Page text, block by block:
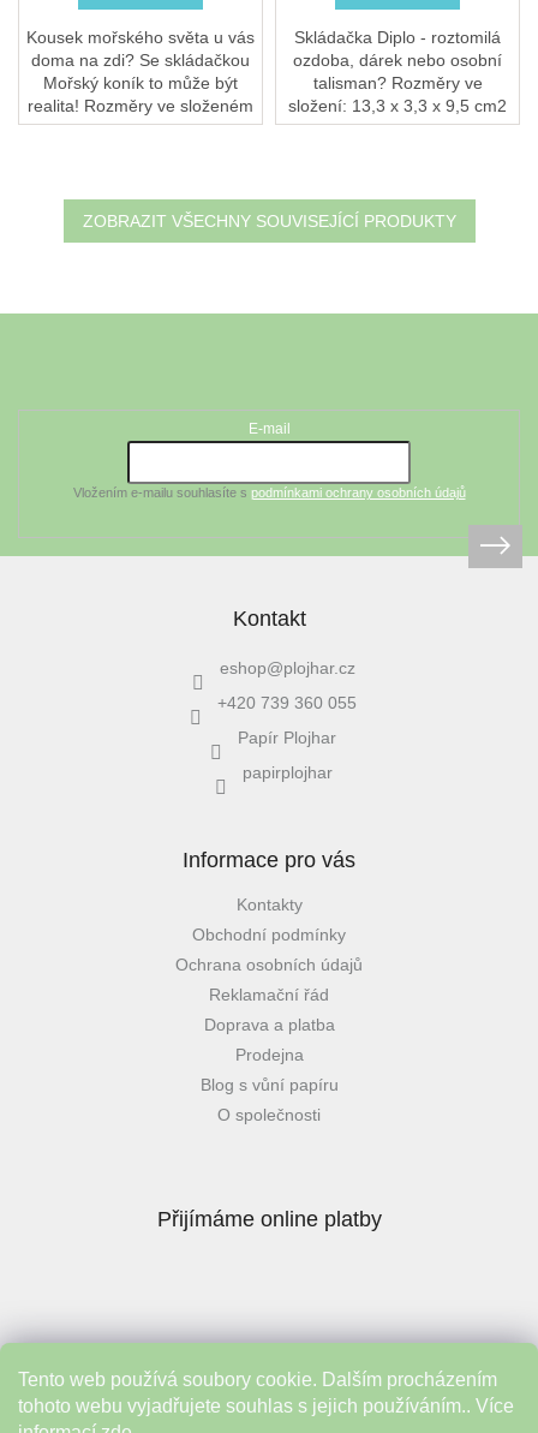
Tento web používá soubory cookie. Dalším procházením
tohoto webu vyjadřujete souhlas s jejich používáním.. Více
Kousek mořského světa u vás
doma na zdi? Se skládačkou
Mořský koník to může být
realita! Rozměry ve složeném
stavu: 7x3,5x19 cm4 x list B7
Skládačka Diplo - roztomilá
ozdoba, dárek nebo osobní
talisman? Rozměry ve
složení: 13,3 x 3,3 x 9,5 cm2
listy kartonu 10×10 cm s 11
ZOBRAZIT VŠECHNY SOUVISEJÍCÍ PRODUKTY
E-mail
Vložením e-mailu souhlasíte s podmínkami ochrany osobních údajů
Kontakt
eshop@plojhar.cz
+420 739 360 055
Papír Plojhar
papirplojhar
Informace pro vás
Kontakty
Obchodní podmínky
Ochrana osobních údajů
Reklamační řád
Doprava a platba
Prodejna
Blog s vůní papíru
O společnosti
Přijímáme online platby
Instagram